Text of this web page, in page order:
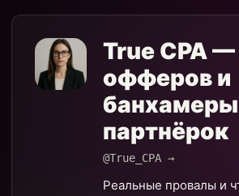
True CPA
офферов и
банхамеры
партнёрок
@True_CPA →
Реальные провалы и